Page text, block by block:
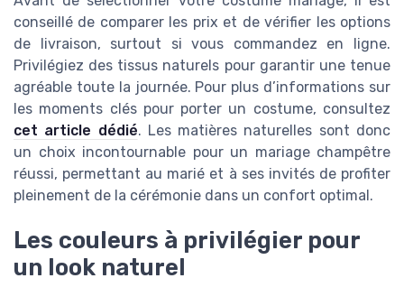
conseillé de comparer les prix et de vérifier les options
de livraison, surtout si vous commandez en ligne.
Privilégiez des tissus naturels pour garantir une tenue
agréable toute la journée. Pour plus d’informations sur
les moments clés pour porter un costume, consultez
cet article dédié. Les matières naturelles sont donc
un choix incontournable pour un mariage champêtre
réussi, permettant au marié et à ses invités de profiter
pleinement de la cérémonie dans un confort optimal.
Les couleurs à privilégier pour
un look naturel